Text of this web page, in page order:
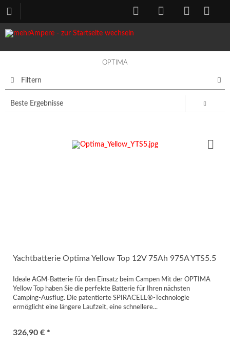
OPTIMA
Filtern
Yachtbatterie Optima Yellow Top 12V 75Ah 975A YTS5.5
Ideale AGM-Batterie für den Einsatz beim Campen Mit der OPTIMA
Yellow Top haben Sie die perfekte Batterie für Ihren nächsten
Camping-Ausflug. Die patentierte SPIRACELL®-Technologie
ermöglicht eine längere Laufzeit, eine schnellere...
326,90 € *